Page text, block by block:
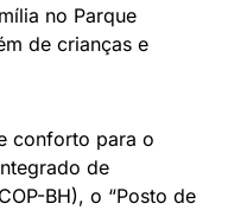
no Parque
de crianças e
conforto para o
de
BH), o “Posto de